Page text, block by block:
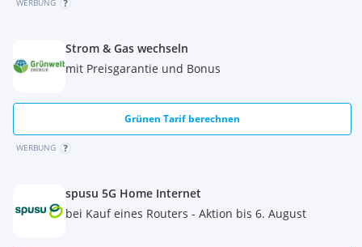
monatliche Mietebeläuft sich auf
Betriebskosten und Steuer). DerFinanzierungsbeitrag
Die Kosten für einenPKW-Stellplatz in der Tiefgarage
betragen ca. € 55,– pro Monat.
Für diese Wohnung besteht eine Kaufoption gemäß § 15c
WGG, bei Interesse beraten wir Sie gerne!
Strom & Gas wechseln
mit Preisgarantie und Bonus
Grünen Tarif berechnen
WERBUNG
spusu 5G Home Internet
bei Kauf eines Routers - Aktion bis 6. August